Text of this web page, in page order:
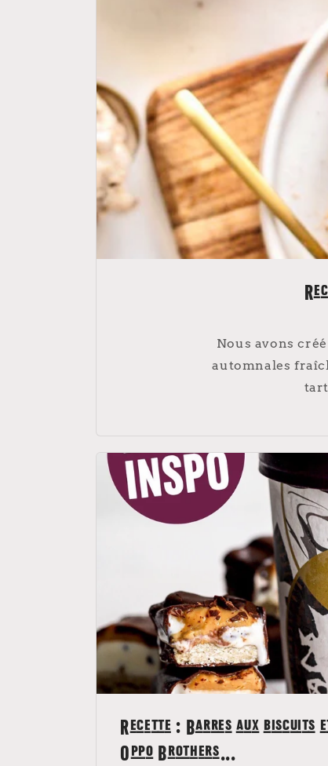
Nous avons
automnales
Recette : Barres aux biscuits
Oppo Brothers...